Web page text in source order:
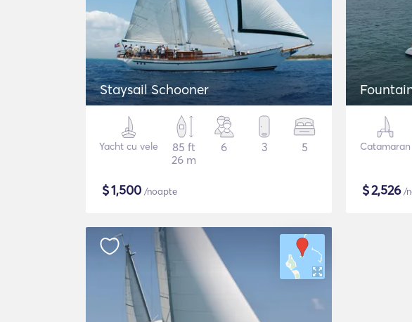
Staysail Schooner
Yacht cu vele
85 ft
26 m
6 3 5
$1,500 /noapte
Catamaran
$2,526/